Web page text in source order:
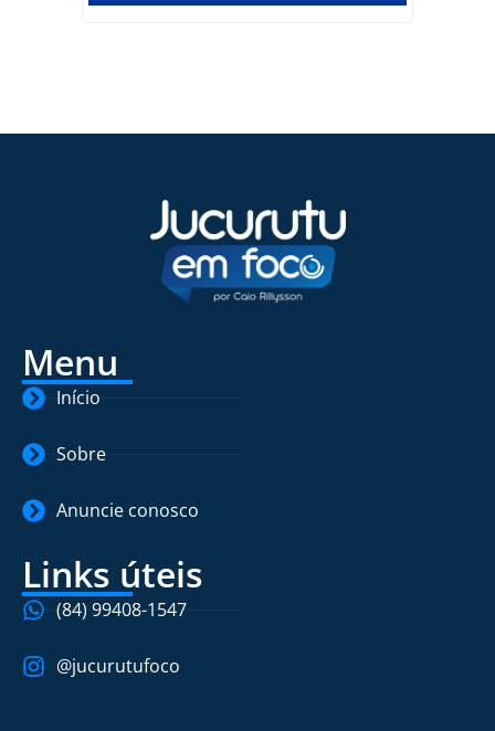
Menu
Início
Sobre
Anuncie conosco
Links úteis
(84) 99408-1547
@jucurutufoco